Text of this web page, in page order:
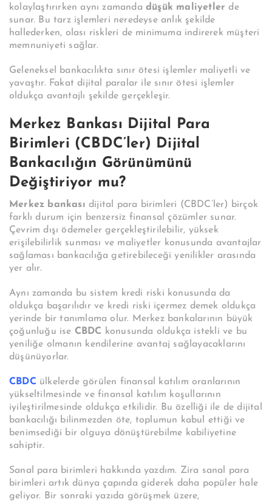
kolaylaştırırken aynı zamanda düşük maliyetler de
sunar. Bu tarz işlemleri neredeyse anlık şekilde
hallederken, olası riskleri de minimuma indirerek müşteri
memnuniyeti sağlar.
Geleneksel bankacılıkta sınır ötesi işlemler maliyetli ve
yavaştır. Fakat dijital paralar ile sınır ötesi işlemler
oldukça avantajlı şekilde gerçekleşir.
Merkez Bankası Dijital Para
Birimleri (CBDC’ler) Dijital
Bankacılığın Görünümünü
Değiştiriyor mu?
Merkez bankası dijital para birimleri (CBDC’ler) birçok
farklı durum için benzersiz finansal çözümler sunar.
Çevrim dışı ödemeler gerçekleştirilebilir, yüksek
erişilebilirlik sunması ve maliyetler konusunda avantajlar
sağlaması bankacılığa getirebileceği yenilikler arasında
yer alır.
Aynı zamanda bu sistem kredi riski konusunda da
oldukça başarılıdır ve kredi riski içermez demek oldukça
yerinde bir tanımlama olur. Merkez bankalarının büyük
çoğunluğu ise CBDC
konusunda oldukça istekli ve bu
yeniliğe olmanın kendilerine avantaj sağlayacaklarını
düşünüyorlar.
CBDCülkelerde görülen finansal katılım oranlarının
yükseltilmesinde ve finansal katılım koşullarının
iyileştirilmesinde oldukça etkilidir. Bu özelliği ile de dijital
bankacılığı bilinmezden öte, toplumun kabul ettiği ve
benimsediği bir olguya dönüştürebilme kabiliyetine
sahiptir.
Sanal para birimleri hakkında yazdım. Zira sanal para
birimleri artık dünya çapında giderek daha popüler hale
geliyor. Bir sonraki yazıda görüşmek üzere,